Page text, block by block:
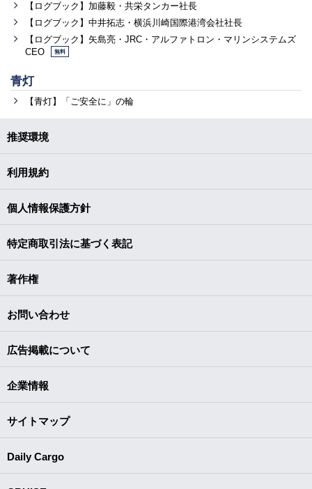
【ログブック】加藤毅・共栄タンカー社長
【ログブック】中井拓志・横浜川崎国際港湾会社社長
【ログブック】矢島亮・JRC・アルファトロン・マリンシステムズ
CEO
無料
青灯
【青灯】「ご安全に」の輪
推奨環境
利用規約
個人情報保護方針
特定商取引法に基づく表記
著作権
お問い合わせ
広告掲載について
企業情報
サイトマップ
Daily Cargo